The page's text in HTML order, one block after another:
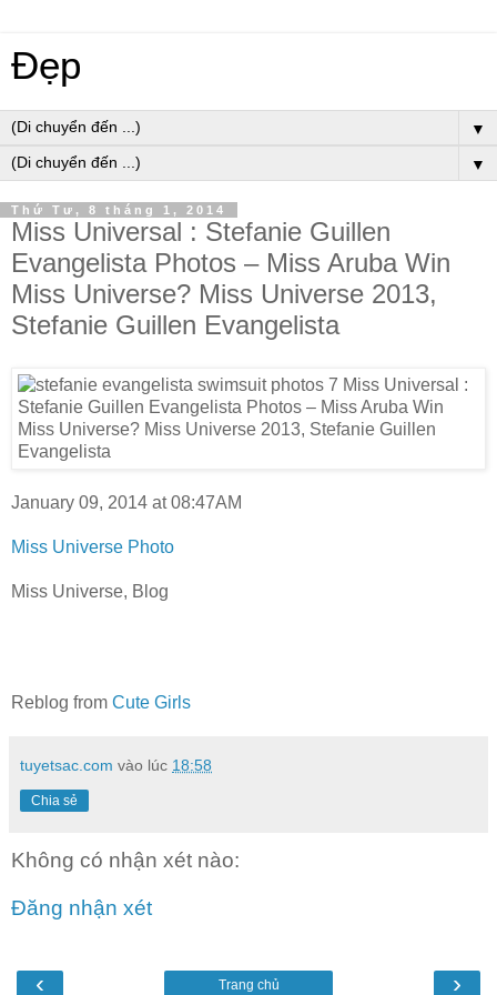
Đẹp
▼
▼
Thứ Tư, 8 tháng 1, 2014
Miss Universal : Stefanie Guillen
Evangelista Photos – Miss Aruba Win
Miss Universe? Miss Universe 2013,
Stefanie Guillen Evangelista
January 09, 2014 at 08:47AM
Miss Universe Photo
Miss Universe, Blog
Reblog from Cute Girls
tuyetsac.com vào lúc 18:58
Chia sẻ
Không có nhận xét nào:
Đăng nhận xét
‹ ›
Trang chủ